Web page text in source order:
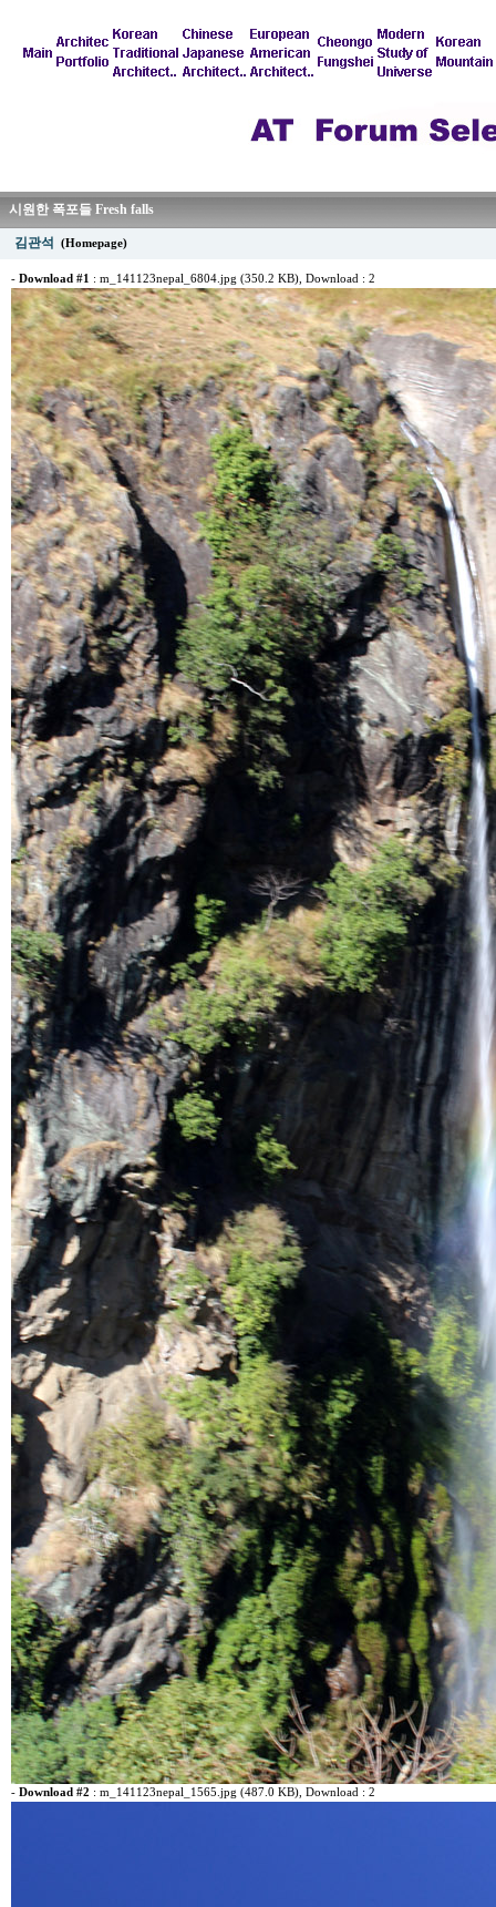
시원한 폭포들 Fresh falls
김관석 (Homepage)
- Download #1 : m_141123nepal_6804.jpg (350.2 KB) , Download : 2
- Download #2 : m_141123nepal_1565.jpg (487.0 KB) , Download : 2